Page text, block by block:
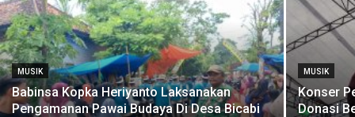
MUSIK
Babinsa Kopka Heriyanto Laksanakan
Pengamanan Pawai Budaya Di Desa Bicabi
MUSIK
Konser
Donasi